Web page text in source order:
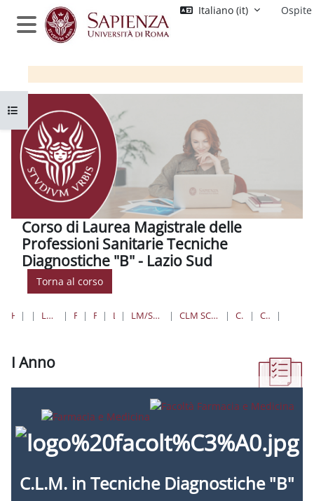
Vai al contenuto principale
Pannello laterale
Italiano ‎(it)‎ Ospite
Corso di Laurea Magistrale delle
Professioni Sanitarie Tecniche
Diagnostiche "B" - Lazio Sud
Torna al corso
HOME CORSI
LAUREE TRIENNALI, MAGISTRALI, A CICLO UNICO FARMACIA E MEDICINA PROFESSIONI SANITARIE LAUREE MAGISTRALI LM/SNT03 SCIENZE DELLE PROFESSIONI SANITARIE TECNICHE DIAGNOSTICHE CLM SCIENZE DELLE PROFESSIONI SANITARIE TECNICHE DIAGNOSTICHE "B" - SEDE DI LATINA CLM TECNICHE DIAGNOSTICHE B COLLEGAMENTI ALLE VOCI DEI MENÙ
Apri indice del corso
I Anno
C.L.M. in Tecniche Diagnostiche "B"